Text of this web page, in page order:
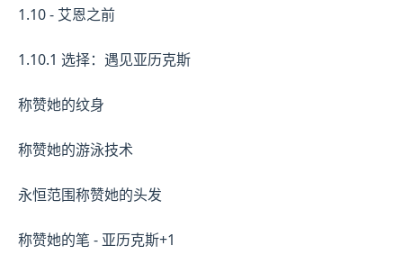
1.10 - 艾恩之前
1.10.1 选择：遇见亚历克斯
称赞她的纹身
称赞她的游泳技术
永恒范围称赞她的头发
称赞她的笔 - 亚历克斯+1